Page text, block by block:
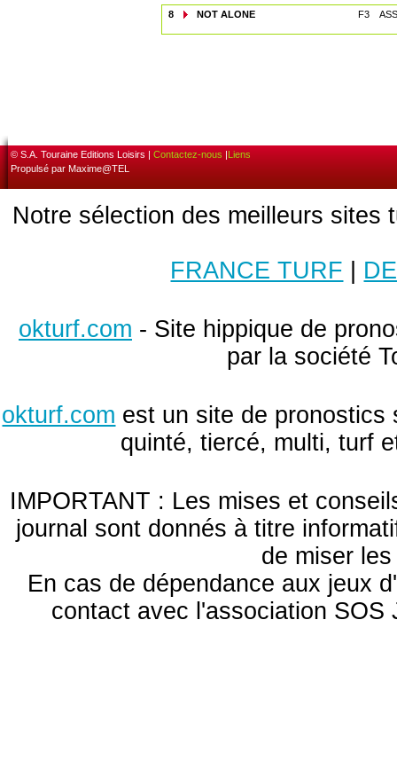
8 NOT ALONE F3
© S.A. Touraine Editions Loisirs | Contactez-nous |Liens
Propulsé par Maxime@TEL
Notre sélection des meilleurs sites
FRANCE TURF
okturf.com - Site hippique de
par la société
okturf.com est un site de pronostics
quinté, tiercé, multi, turf
IMPORTANT : Les mises et
journal sont donnés à titre
de miser
En cas de dépendance aux jeux
contact avec l'association